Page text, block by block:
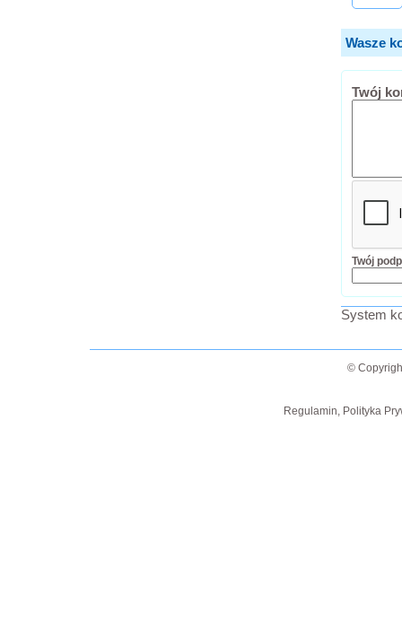
Wasze
Twój
Twój
System
©
Regulamin, Polityka